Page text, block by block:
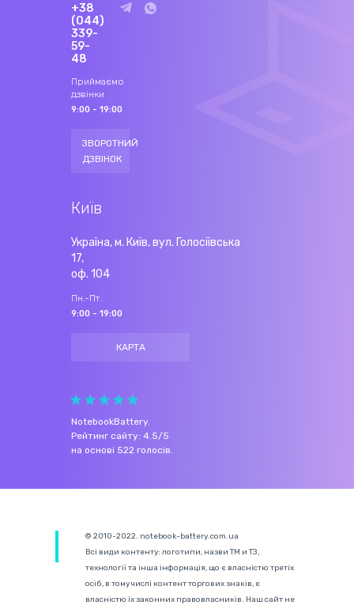
+38
(044)
339-
59-
48
Приймаємо
дзвінки
9:00 - 19:00
ЗВОРОТНИЙ
ДЗВІНОК
Київ
Україна, м. Київ, вул. Голосіївська
17,
оф. 104
Пн.-Пт.
9:00 - 19:00
КАРТА
NotebookBattery.
Рейтинг сайту: 4.5/5
на основі 522 голосів.
© 2010-2022. notebook-battery.com.ua
Всі види контенту: логотипи, назви ТМ и ТЗ,
технології та інша інформація, що є власністю третіх
осіб, в тому числі контент торгових знаків, є
власністю їх законних правовласників. Наш сайт не